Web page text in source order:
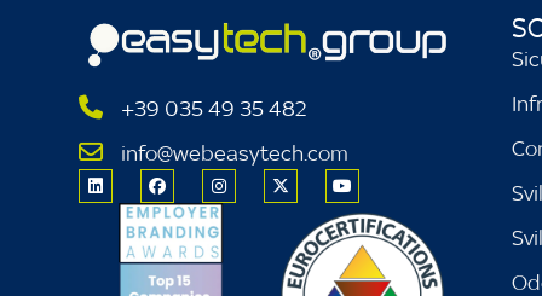
+39 035 49 35 482
info@webeasytech.com